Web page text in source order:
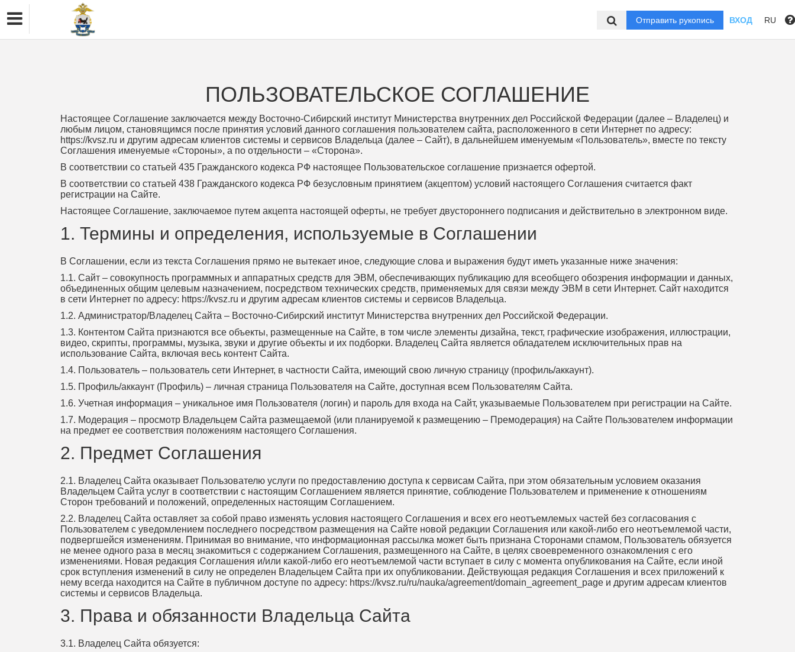
Отправить рукопись ВХОД RU
ПОЛЬЗОВАТЕЛЬСКОЕ СОГЛАШЕНИЕ
Настоящее Соглашение заключается между Восточно-Сибирский институт Министерства внутренних дел Российской Федерации (далее – Владелец) и
любым лицом, становящимся после принятия условий данного соглашения пользователем сайта, расположенного в сети Интернет по адресу:
https://kvsz.ru и другим адресам клиентов системы и сервисов Владельца (далее – Сайт), в дальнейшем именуемым «Пользователь», вместе по тексту
Соглашения именуемые «Стороны», а по отдельности – «Сторона».
В соответствии со статьей 435 Гражданского кодекса РФ настоящее Пользовательское соглашение признается офертой.
В соответствии со статьей 438 Гражданского кодекса РФ безусловным принятием (акцептом) условий настоящего Соглашения считается факт
регистрации на Сайте.
Настоящее Соглашение, заключаемое путем акцепта настоящей оферты, не требует двустороннего подписания и действительно в электронном виде.
1. Термины и определения, используемые в Соглашении
В Соглашении, если из текста Соглашения прямо не вытекает иное, следующие слова и выражения будут иметь указанные ниже значения:
1.1. Сайт – совокупность программных и аппаратных средств для ЭВМ, обеспечивающих публикацию для всеобщего обозрения информации и данных,
объединенных общим целевым назначением, посредством технических средств, применяемых для связи между ЭВМ в сети Интернет. Сайт находится
в сети Интернет по адресу: https://kvsz.ru и другим адресам клиентов системы и сервисов Владельца.
1.2. Администратор/Владелец Сайта – Восточно-Сибирский институт Министерства внутренних дел Российской Федерации.
1.3. Контентом Сайта признаются все объекты, размещенные на Сайте, в том числе элементы дизайна, текст, графические изображения, иллюстрации,
видео, скрипты, программы, музыка, звуки и другие объекты и их подборки. Владелец Сайта является обладателем исключительных прав на
использование Сайта, включая весь контент Сайта.
1.4. Пользователь – пользователь сети Интернет, в частности Сайта, имеющий свою личную страницу (профиль/аккаунт).
1.5. Профиль/аккаунт (Профиль) – личная страница Пользователя на Сайте, доступная всем Пользователям Сайта.
1.6. Учетная информация – уникальное имя Пользователя (логин) и пароль для входа на Сайт, указываемые Пользователем при регистрации на Сайте.
1.7. Модерация – просмотр Владельцем Сайта размещаемой (или планируемой к размещению – Премодерация) на Сайте Пользователем информации
на предмет ее соответствия положениям настоящего Соглашения.
2. Предмет Соглашения
2.1. Владелец Сайта оказывает Пользователю услуги по предоставлению доступа к сервисам Сайта, при этом обязательным условием оказания
Владельцем Сайта услуг в соответствии с настоящим Соглашением является принятие, соблюдение Пользователем и применение к отношениям
Сторон требований и положений, определенных настоящим Соглашением.
2.2. Владелец Сайта оставляет за собой право изменять условия настоящего Соглашения и всех его неотъемлемых частей без согласования с
Пользователем с уведомлением последнего посредством размещения на Сайте новой редакции Соглашения или какой-либо его неотъемлемой части,
подвергшейся изменениям. Принимая во внимание, что информационная рассылка может быть признана Сторонами спамом, Пользователь обязуется
не менее одного раза в месяц знакомиться с содержанием Соглашения, размещенного на Сайте, в целях своевременного ознакомления с его
изменениями. Новая редакция Соглашения и/или какой-либо его неотъемлемой части вступает в силу с момента опубликования на Сайте, если иной
срок вступления изменений в силу не определен Владельцем Сайта при их опубликовании. Действующая редакция Соглашения и всех приложений к
нему всегда находится на Сайте в публичном доступе по адресу: https://kvsz.ru/ru/nauka/agreement/domain_agreement_page и другим адресам клиентов
системы и сервисов Владельца.
3. Права и обязанности Владельца Сайта
3.1. Владелец Сайта обязуется: